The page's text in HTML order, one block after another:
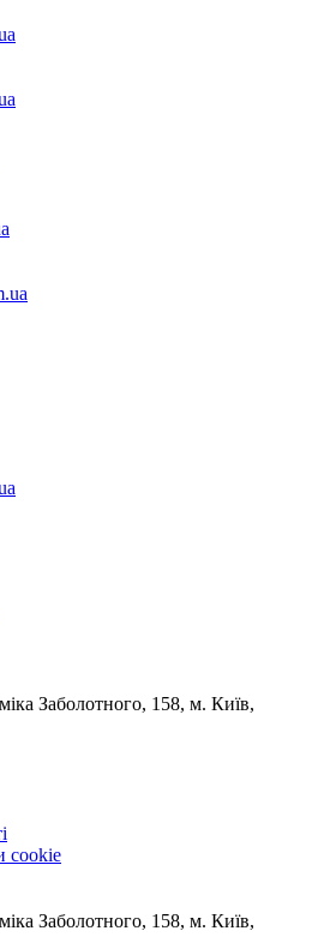
Заболотного, 158, м. Київ,
cookie
Заболотного, 158, м. Київ,